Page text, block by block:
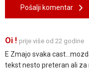
Pošalji komentar
Oi ! prije više od 22 godine
E Zmajo svaka
tekst nesto preteran ali